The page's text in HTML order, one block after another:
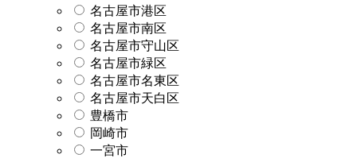
名古屋市港区
名古屋市南区
名古屋市守山区
名古屋市緑区
名古屋市名東区
名古屋市天白区
豊橋市
岡崎市
一宮市